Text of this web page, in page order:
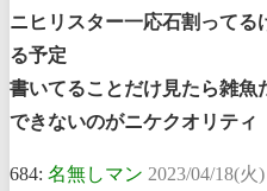
ニヒリスター一応石割ってる
る予定
書いてることだけ見たら雑魚
できないのがニケクオリティ
684: 名無しマン 2023/04/18(火